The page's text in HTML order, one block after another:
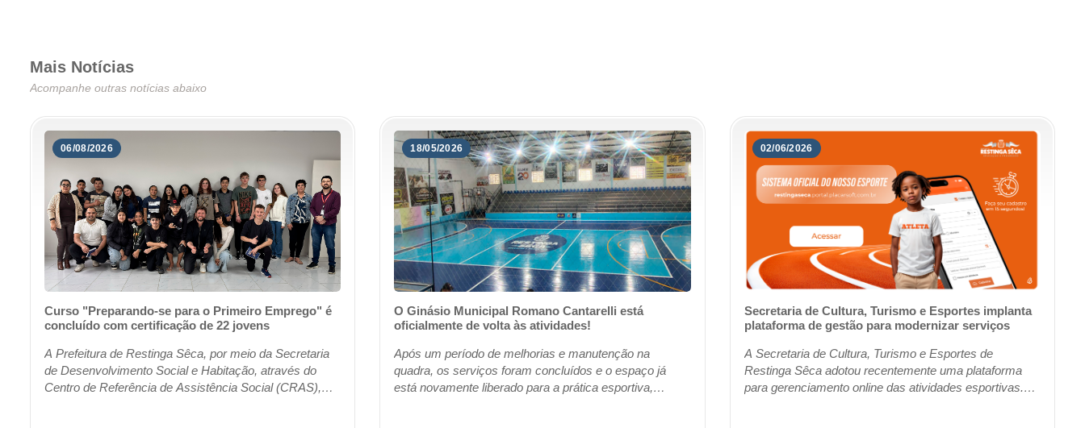
Mais Notícias
Acompanhe outras notícias abaixo
06/08/2026
Curso "Preparando-se para o Primeiro Emprego" é
concluído com certificação de 22 jovens
A Prefeitura de Restinga Sêca, por meio da Secretaria
de Desenvolvimento Social e Habitação, através do
Centro de Referência de Assistência Social (CRAS),
18/05/2026
O Ginásio Municipal Romano Cantarelli está
oficialmente de volta às atividades!
Após um período de melhorias e manutenção na
quadra, os serviços foram concluídos e o espaço já
está novamente liberado para a prática esportiva,
02/06/2026
Secretaria de Cultura, Turismo e Esportes implanta
plataforma de gestão para modernizar serviços
A Secretaria de Cultura, Turismo e Esportes de
Restinga Sêca adotou recentemente uma plataforma
para gerenciamento online das atividades esportivas.